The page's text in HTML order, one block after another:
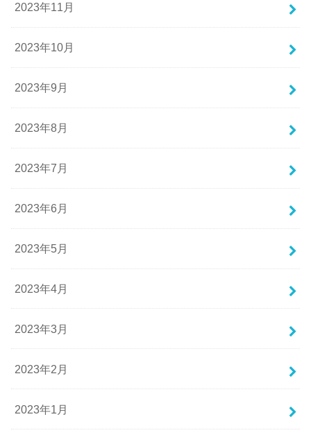
2023年11月
2023年10月
2023年9月
2023年8月
2023年7月
2023年6月
2023年5月
2023年4月
2023年3月
2023年2月
2023年1月